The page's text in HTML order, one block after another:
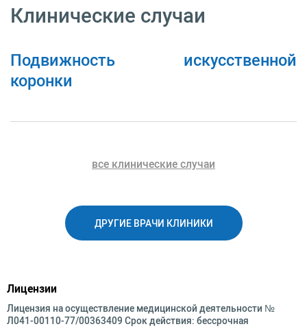
на кафедре ортопедической стоматологии.
С 2011 г. работает врачом-стоматологом-
академика Ройтберга).
Специализация
функциональная реабилитация зубочелюстной
протезов, виниров, зубных коронок, зубных
Клинические случаи
Подвижность искусственной
коронки
все клинические случаи
ДРУГИЕ ВРАЧИ КЛИНИКИ
Лицензии
Лицензия на осуществление медицинской деятельности №
Л041-00110-77/00363409 Срок действия: бессрочная